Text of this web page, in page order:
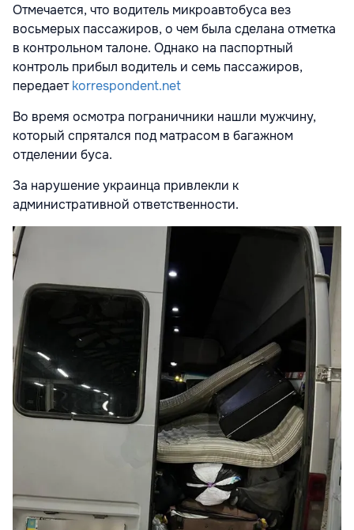
Отмечается, что водитель микроавтобуса вез
восьмерых пассажиров, о чем была сделана отметка
в контрольном талоне. Однако на паспортный
контроль прибыл водитель и семь пассажиров,
передаетkorrespondent.net
Во время осмотра пограничники нашли мужчину,
который спрятался под матрасом в багажном
отделении буса.
За нарушение украинца привлекли к
административной ответственности.